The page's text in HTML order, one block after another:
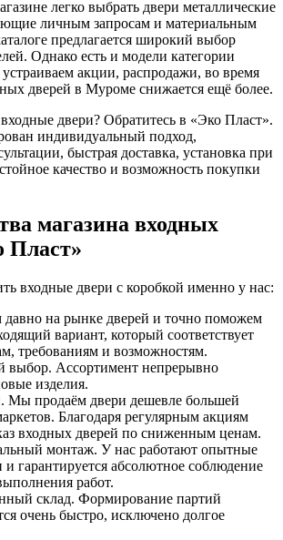
легко выбрать двери металлические
личным запросам и материальным
предлагается широкий выбор
Однако есть и модели категории
акции, распродажи, во время
дверей в Муроме снижается ещё более.
двери? Обратитесь в «Эко Пласт».
индивидуальный подход,
быстрая доставка, установка при
качество и возможность покупки
магазина входных
Пласт»
входные двери с коробкой именно у нас:
на рынке дверей и точно поможем
вариант, который соответствует
требованиям и возможностям.
Ассортимент непрерывно
изделия.
Мы продаём двери дешевле большей
Благодаря регулярным акциям
входных дверей по сниженным ценам.
монтаж. У нас работают опытные
гарантируется абсолютное соблюдение
работ.
склад. Формирование партий
очень быстро, исключено долгое